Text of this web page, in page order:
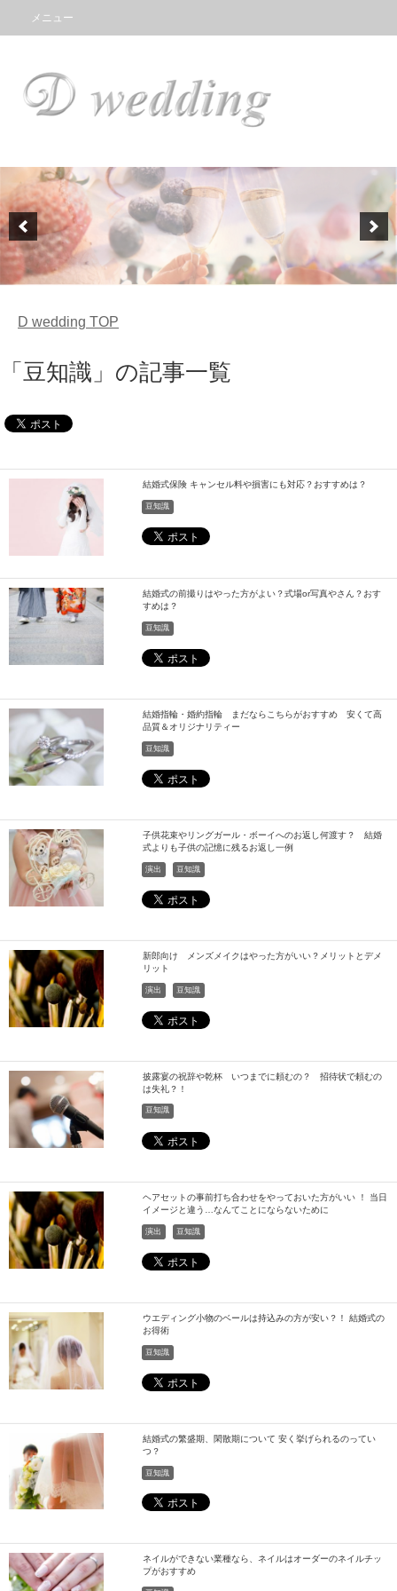
メニュー
D wedding TOP
「豆知識」の記事一覧
結婚式保険 キャンセル料や損害にも対応？おすすめは？
豆知識
結婚式の前撮りはやった方がよい？式場or写真やさん？おす
すめは？
豆知識
結婚指輪・婚約指輪 まだならこちらがおすすめ 安くて高
品質＆オリジナリティー
豆知識
子供花束やリングガール・ボーイへのお返し何渡す？ 結婚
式よりも子供の記憶に残るお返し一例
演出 豆知識
新郎向け メンズメイクはやった方がいい？メリットとデメ
リット
演出 豆知識
披露宴の祝辞や乾杯 いつまでに頼むの？ 招待状で頼むの
は失礼？！
豆知識
ヘアセットの事前打ち合わせをやっておいた方がいい ！ 当日
イメージと違う…なんてことにならないために
演出 豆知識
ウエディング小物のベールは持込みの方が安い？！ 結婚式の
お得術
豆知識
結婚式の繁盛期、閑散期について 安く挙げられるのってい
つ？
豆知識
ネイルができない業種なら、ネイルはオーダーのネイルチッ
プがおすすめ